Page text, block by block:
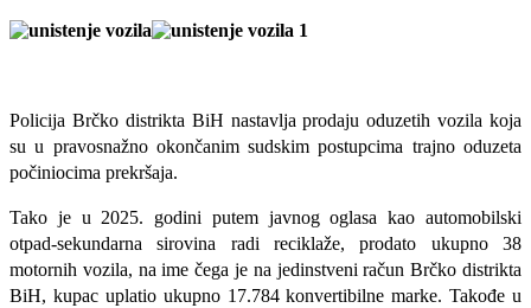
Policija Brčko distrikta BiH nastavlja prodaju oduzetih vozila koja
su u pravosnažno okončanim sudskim postupcima trajno oduzeta
počiniocima prekršaja.
Tako je u 2025. godini putem javnog oglasa kao automobilski
otpad-sekundarna sirovina radi reciklaže, prodato ukupno 38
motornih vozila, na ime čega je na jedinstveni račun Brčko distrikta
BiH, kupac uplatio ukupno 17.784 konvertibilne marke. Takođe u